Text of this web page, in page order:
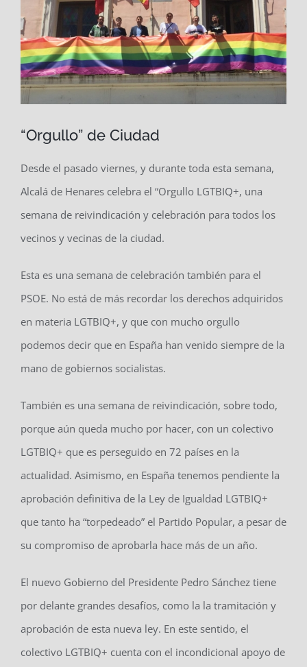
“Orgullo” de Ciudad
Desde el pasado viernes, y durante toda esta semana,
Alcalá de Henares celebra el “Orgullo LGTBIQ+, una
semana de reivindicación y celebración para todos los
vecinos y vecinas de la ciudad.
Esta es una semana de celebración también para el
PSOE. No está de más recordar los derechos adquiridos
en materia LGTBIQ+, y que con mucho orgullo
podemos decir que en España han venido siempre de la
mano de gobiernos socialistas.
También es una semana de reivindicación, sobre todo,
porque aún queda mucho por hacer, con un colectivo
LGTBIQ+ que es perseguido en 72 países en la
actualidad. Asimismo, en España tenemos pendiente la
aprobación definitiva de la Ley de Igualdad LGTBIQ+
que tanto ha “torpedeado” el Partido Popular, a pesar de
su compromiso de aprobarla hace más de un año.
El nuevo Gobierno del Presidente Pedro Sánchez tiene
por delante grandes desafíos, como la la tramitación y
aprobación de esta nueva ley. En este sentido, el
colectivo LGTBIQ+ cuenta con el incondicional apoyo de